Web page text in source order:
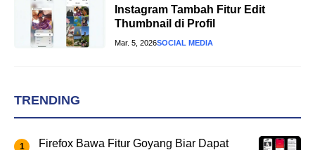
Instagram Tambah Fitur Edit
Thumbnail di Profil
Mar. 5, 2026SOCIAL MEDIA
TRENDING
Firefox Bawa Fitur Goyang Biar Dapat